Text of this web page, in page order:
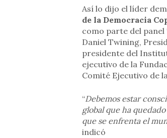
Así lo dijo el líder
de la Democracia
como parte del panel
Daniel Twining,
presidente del
ejecutivo de la
Comité Ejecutivo de
“Debemos estar
global que ha
que se enfrenta el
indicó